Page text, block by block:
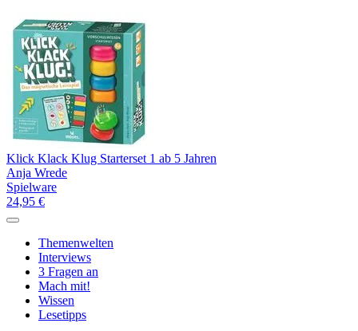
Klick Klack Klug Starterset 1 ab 5 Jahren
Anja Wrede
Spielware
24,95 €
Themenwelten
Interviews
3 Fragen an
Mach mit!
Wissen
Lesetipps